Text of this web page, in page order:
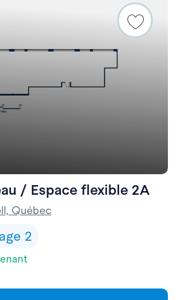
/ Espace flexible 2A
Québec
2